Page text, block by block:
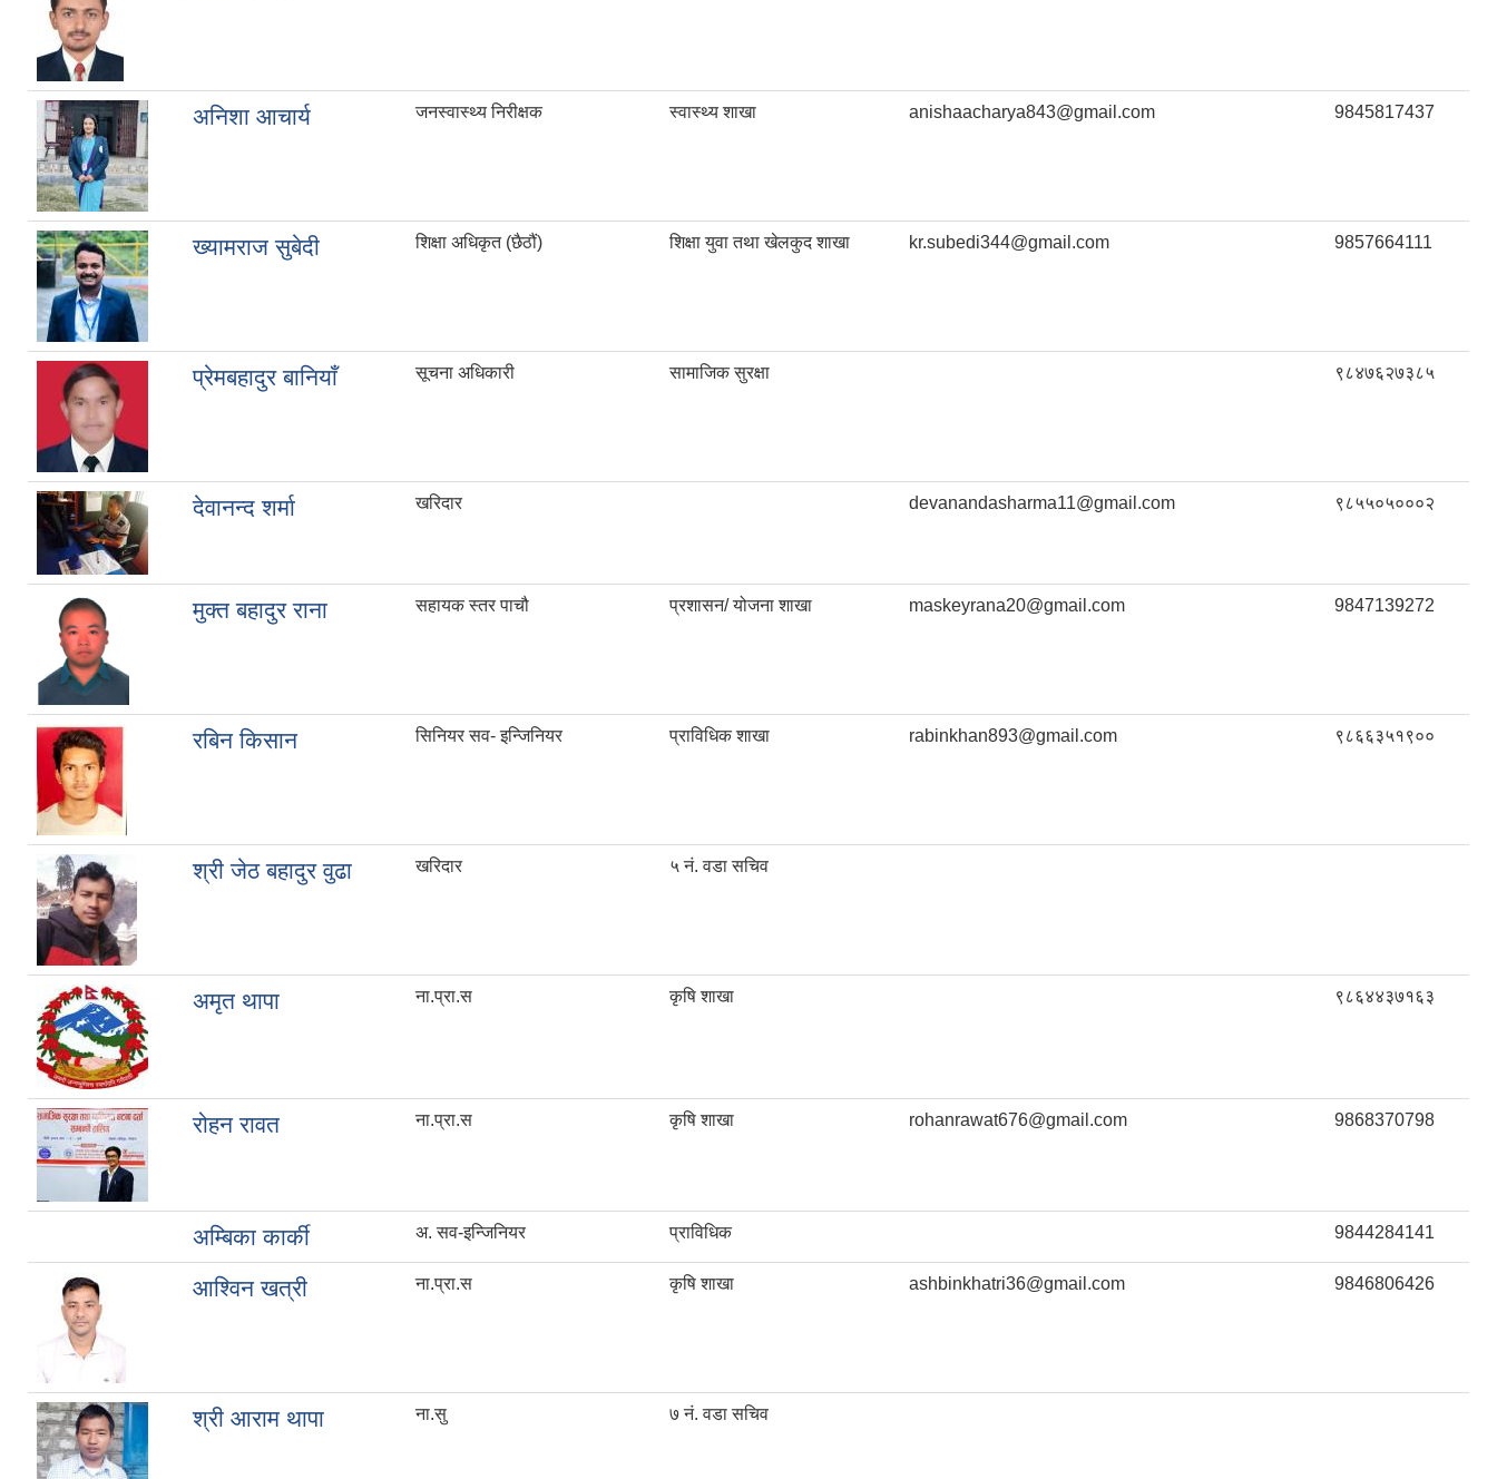
अनिशा आचार्य जनस्वास्थ्य निरीक्षक स्वास्थ्य शाखा anishaacharya843@gmail.com 9845817437
ख्यामराज सुबेदी शिक्षा अधिकृत (छैठौं) शिक्षा युवा तथा खेलकुद शाखा kr.subedi344@gmail.com 9857664111
प्रेमबहादुर बानियाँ सूचना अधिकारी सामाजिक सुरक्षा ९८४७६२७३८५
देवानन्द शर्मा खरिदार devanandasharma11@gmail.com ९८५५०५०००२
मुक्त बहादुर राना सहायक स्तर पाचौ प्रशासन/ योजना शाखा maskeyrana20@gmail.com 9847139272
रबिन किसान सिनियर सव- इन्जिनियर प्राविधिक शाखा rabinkhan893@gmail.com ९८६६३५१९००
श्री जेठ बहादुर वुढा खरिदार ५ नं. वडा सचिव
अमृत थापा ना.प्रा.स कृषि शाखा ९८६४४३७१६३
रोहन रावत ना.प्रा.स कृषि शाखा rohanrawat676@gmail.com 9868370798
अम्बिका कार्की अ. सव-इन्जिनियर प्राविधिक 9844284141
आश्विन खत्री ना.प्रा.स कृषि शाखा ashbinkhatri36@gmail.com 9846806426
श्री आराम थापा ना.सु ७ नं. वडा सचिव